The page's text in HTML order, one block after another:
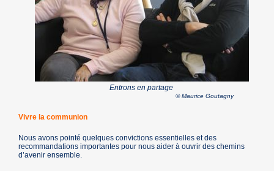
Entrons en partage
© Maurice Goutagny
Vivre la communion
Nous avons pointé quelques convictions essentielles et des
recommandations importantes pour nous aider à ouvrir des chemins
d’avenir ensemble.